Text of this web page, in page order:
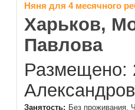
Няня для 4 месячного
Харьков,
Павлова
Размещено:
Занятость: Без проживания,